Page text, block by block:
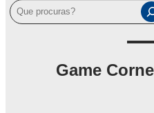
P
e
Game